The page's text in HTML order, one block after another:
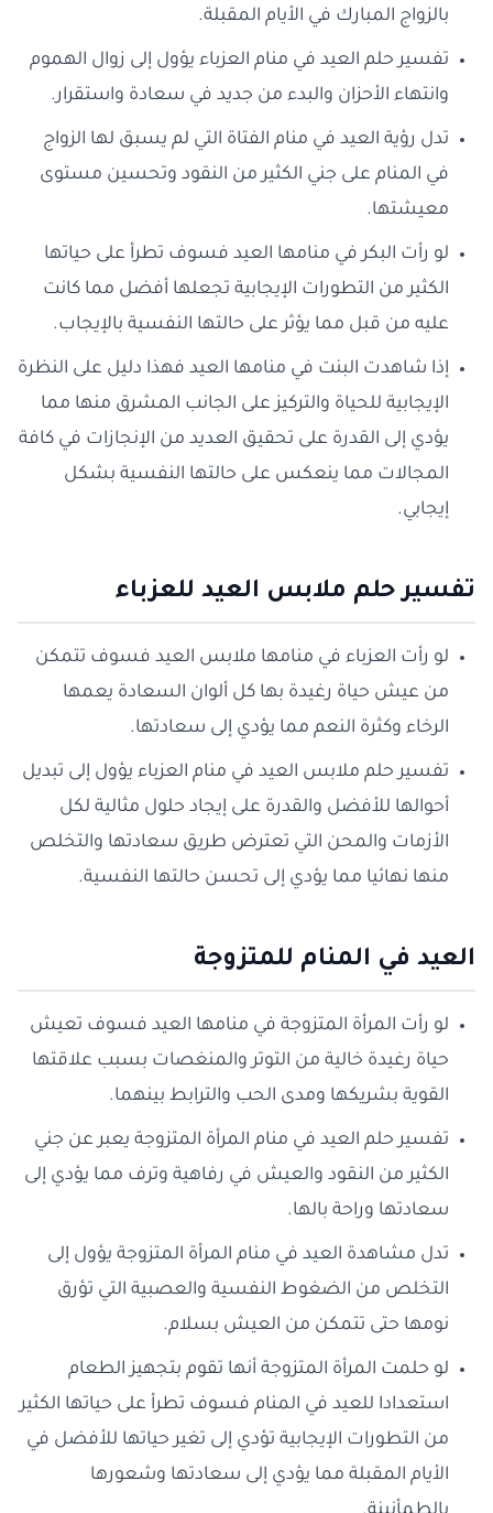
بالزواج المبارك في الأيام المقبلة.
تفسير حلم العيد في منام العزباء يؤول إلى زوال الهموم
وانتهاء الأحزان والبدء من جديد في سعادة واستقرار.
تدل رؤية العيد في منام الفتاة التي لم يسبق لها الزواج
في المنام على جني الكثير من النقود وتحسين مستوى
معيشتها.
لو رأت البكر في منامها العيد فسوف تطرأ على حياتها
الكثير من التطورات الإيجابية تجعلها أفضل مما كانت
عليه من قبل مما يؤثر على حالتها النفسية بالإيجاب.
إذا شاهدت البنت في منامها العيد فهذا دليل على النظرة
الإيجابية للحياة والتركيز على الجانب المشرق منها مما
يؤدي إلى القدرة على تحقيق العديد من الإنجازات في كافة
المجالات مما ينعكس على حالتها النفسية بشكل
إيجابي.
تفسير حلم ملابس العيد للعزباء
لو رأت العزباء في منامها ملابس العيد فسوف تتمكن
من عيش حياة رغيدة بها كل ألوان السعادة يعمها
الرخاء وكثرة النعم مما يؤدي إلى سعادتها.
تفسير حلم ملابس العيد في منام العزباء يؤول إلى تبديل
أحوالها للأفضل والقدرة على إيجاد حلول مثالية لكل
الأزمات والمحن التي تعترض طريق سعادتها والتخلص
منها نهائيا مما يؤدي إلى تحسن حالتها النفسية.
العيد في المنام للمتزوجة
لو رأت المرأة المتزوجة في منامها العيد فسوف تعيش
حياة رغيدة خالية من التوتر والمنغصات بسبب علاقتها
القوية بشريكها ومدى الحب والترابط بينهما.
تفسير حلم العيد في منام المرأة المتزوجة يعبر عن جني
الكثير من النقود والعيش في رفاهية وترف مما يؤدي إلى
سعادتها وراحة بالها.
تدل مشاهدة العيد في منام المرأة المتزوجة يؤول إلى
التخلص من الضغوط النفسية والعصبية التي تؤرق
نومها حتى تتمكن من العيش بسلام.
لو حلمت المرأة المتزوجة أنها تقوم بتجهيز الطعام
استعدادا للعيد في المنام فسوف تطرأ على حياتها الكثير
من التطورات الإيجابية تؤدي إلى تغير حياتها للأفضل في
الأيام المقبلة مما يؤدي إلى سعادتها وشعورها